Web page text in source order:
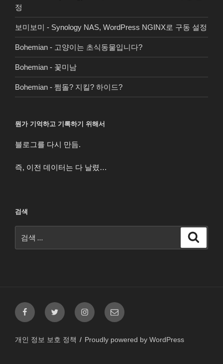
정
보미보미 - Synology NAS, WordPress NGINX로 구동 설정
Bohemian - 고양이는 초식동물입니다?
Bohemian - 꽃미남
Bohemian - 쩜돌? 지킬? 하이드?
뭔가 기억하고 기록하기 위해서
블로그를 다시 만듬.
즉, 이전 데이터는 다 날렸…
검색
색:
페
이
트
위
인
스
이
메
개인 정보 보호 정책 Proudly powered by WordPress